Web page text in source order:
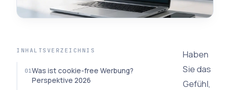
INHALTSVERZEICHNIS
Was ist cookie-free Werbung?
Perspektive 2026
Haben
Sie das
Gefühl,